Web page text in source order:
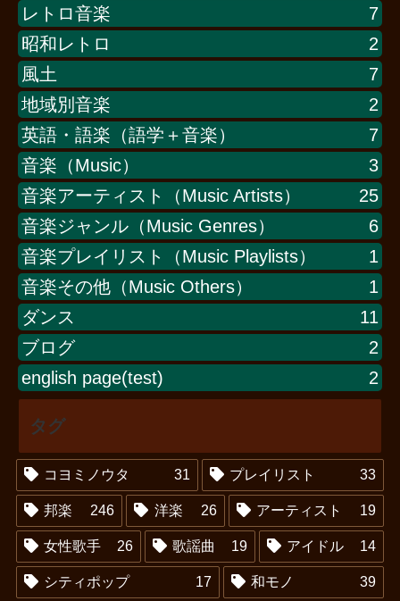
レトロ音楽
7
昭和レトロ
2
風土
7
地域別音楽
2
英語・語楽（語学＋音楽）
7
音楽（Music）
3
音楽アーティスト（Music Artists）
25
音楽ジャンル（Music Genres）
6
音楽プレイリスト（Music Playlists）
1
音楽その他（Music Others）
1
ダンス
11
ブログ
2
english page(test)
2
タグ
コヨミノウタ 31 プレイリスト 33
邦楽 246 洋楽 26 アーティスト 19
女性歌手 26 歌謡曲 19 アイドル 14
シティポップ 17 和モノ 39